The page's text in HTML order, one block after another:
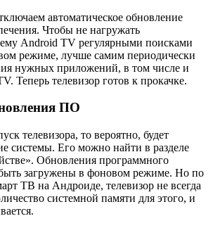
автоматическое обновление
Чтобы не нагружать
Android TV регулярными поисками
режиме, лучше самим периодически
нужных приложений, в том числе и
Теперь телевизор готов к прокачке.
ПО
телевизора, то вероятно, будет
системы. Его можно найти в разделе
Обновления программного
загружены в фоновом режиме. Но по
ТВ на Андроиде, телевизор не всегда
системной памяти для этого, и